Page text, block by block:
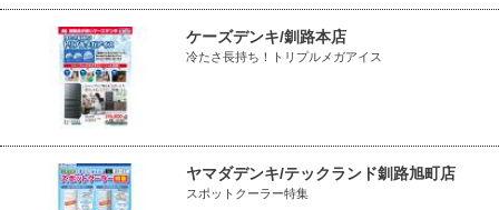
ケーズデンキ/釧路本店
冷たさ長持ち！トリプルメガアイス
ヤマダデンキ/テックランド釧路旭町店
スポットクーラー特集